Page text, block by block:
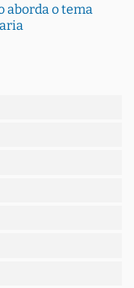
aborda o tema